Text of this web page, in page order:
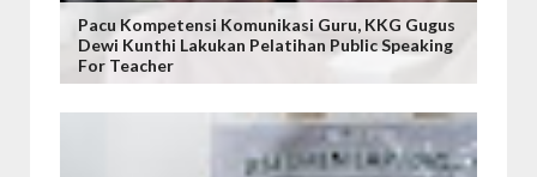
Pacu Kompetensi Komunikasi Guru, KKG Gugus
Dewi Kunthi Lakukan Pelatihan Public Speaking
For Teacher